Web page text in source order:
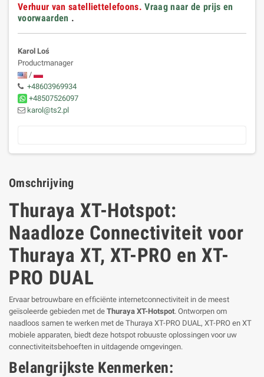
Verhuur van satelliettelefoons. Vraag naar de prijs en
voorwaarden .
Karol Loś
Productmanager
/
+48603969934
+48507526097
karol@ts2.pl
Omschrijving
Thuraya XT-Hotspot:
Naadloze Connectiviteit voor
Thuraya XT, XT-PRO en XT-
PRO DUAL
Ervaar betrouwbare en efficiënte internetconnectiviteit in de meest
geïsoleerde gebieden met de Thuraya XT-Hotspot. Ontworpen om
naadloos samen te werken met de Thuraya XT-PRO DUAL, XT-PRO en XT
mobiele apparaten, biedt deze hotspot robuuste oplossingen voor uw
connectiviteitsbehoeften in uitdagende omgevingen.
Belangrijkste Kenmerken: